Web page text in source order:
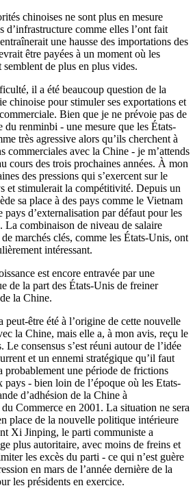
chinoises ne sont plus en mesure
d’infrastructure comme elles l’ont fait
une hausse des importations des
être payées à un moment où les
de plus en plus vides.
il a été beaucoup question de la
chinoise pour stimuler ses exportations et
Bien que je ne prévoie pas de
du renminbi - une mesure que les États-
très agressive alors qu’ils cherchent à
commerciales avec la Chine - je m’attends
cours des trois prochaines années. À mon
des pressions qui s’exercent sur le
et stimulerait la compétitivité. Depuis un
sa place à des pays comme le Vietnam
d’externalisation par défaut pour les
La combinaison de niveau de salaire
marchés clés, comme les États-Unis, ont
intéressant.
est encore entravée par une
de la part des États-Unis de freiner
la Chine.
peut-être été à l’origine de cette nouvelle
la Chine, mais elle a, à mon avis, reçu le
Le consensus s’est réuni autour de l’idée
et un ennemi stratégique qu’il faut
probablement une période de frictions
pays - bien loin de l’époque où les Etats-
d’adhésion de la Chine à
Commerce en 2001. La situation ne sera
place de la nouvelle politique intérieure
Xi Jinping, le parti communiste a
plus autoritaire, avec moins de freins et
les excès du parti - ce qui n’est guère
en mars de l’année dernière de la
les présidents en exercice.